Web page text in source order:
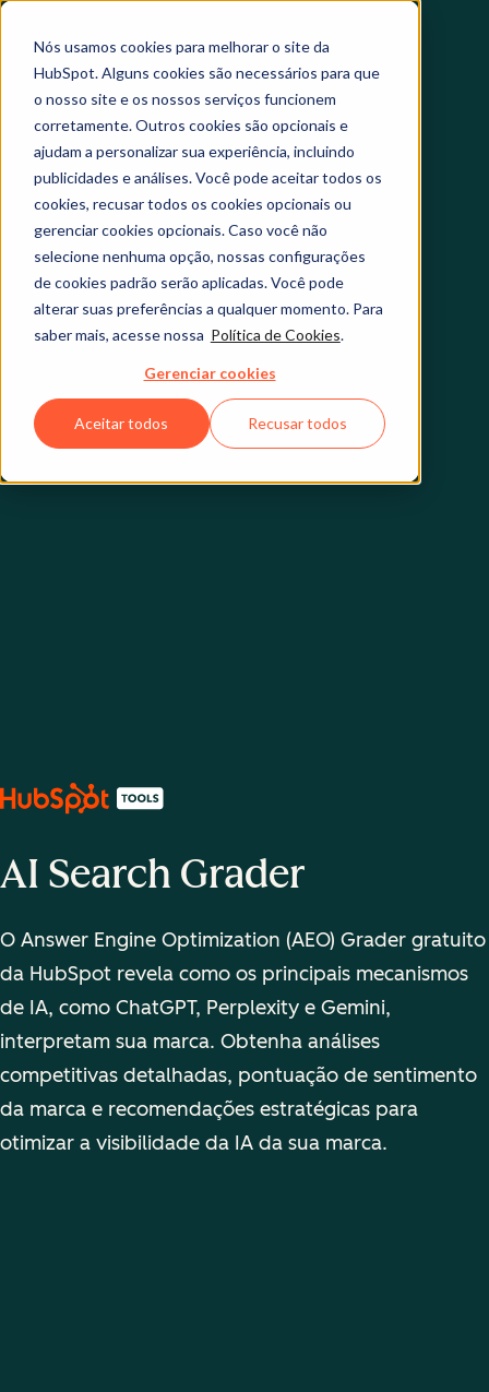
Nós usamos cookies para melhorar o site da
HubSpot. Alguns cookies são necessários para que
o nosso site e os nossos serviços funcionem
corretamente. Outros cookies são opcionais e
ajudam a personalizar sua experiência, incluindo
publicidades e análises. Você pode aceitar todos os
cookies, recusar todos os cookies opcionais ou
gerenciar cookies opcionais. Caso você não
selecione nenhuma opção, nossas configurações
de cookies padrão serão aplicadas. Você pode
alterar suas preferências a qualquer momento. Para
saber mais, acesse nossa Política de Cookies.
Gerenciar cookies
Aceitar todos Recusar todos
AI Search Grader
O Answer Engine Optimization (AEO) Grader gratuito
da HubSpot revela como os principais mecanismos
de IA, como ChatGPT, Perplexity e Gemini,
interpretam sua marca. Obtenha análises
competitivas detalhadas, pontuação de sentimento
da marca e recomendações estratégicas para
otimizar a visibilidade da IA da sua marca.